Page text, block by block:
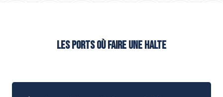
Les ports où faire une halte